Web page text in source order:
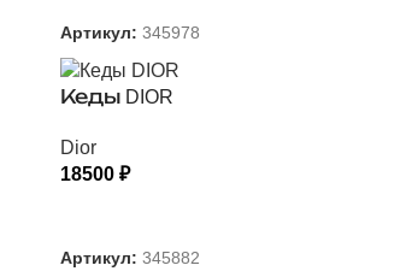
Артикул: 345978
Кеды DIOR
Dior
18500 ₽
Артикул: 345882